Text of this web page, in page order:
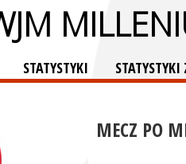
STATYSTYKI
MECZ PO